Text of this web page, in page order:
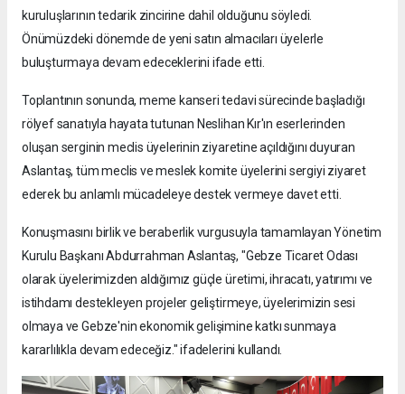
kuruluşlarının tedarik zincirine dahil olduğunu söyledi.
Önümüzdeki dönemde de yeni satın almacıları üyelerle
buluşturmaya devam edeceklerini ifade etti.
Toplantının sonunda, meme kanseri tedavi sürecinde başladığı
rölyef sanatıyla hayata tutunan Neslihan Kır'ın eserlerinden
oluşan serginin meclis üyelerinin ziyaretine açıldığını duyuran
Aslantaş, tüm meclis ve meslek komite üyelerini sergiyi ziyaret
ederek bu anlamlı mücadeleye destek vermeye davet etti.
Konuşmasını birlik ve beraberlik vurgusuyla tamamlayan Yönetim
Kurulu Başkanı Abdurrahman Aslantaş, "Gebze Ticaret Odası
olarak üyelerimizden aldığımız güçle üretimi, ihracatı, yatırımı ve
istihdamı destekleyen projeler geliştirmeye, üyelerimizin sesi
olmaya ve Gebze'nin ekonomik gelişimine katkı sunmaya
kararlılıkla devam edeceğiz." ifadelerini kullandı.